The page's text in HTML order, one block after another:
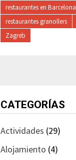
restaurantes en Barcelona
restaurantes granollers
Zagreb
CATEGORÍAS
Actividades (29)
Alojamiento (4)